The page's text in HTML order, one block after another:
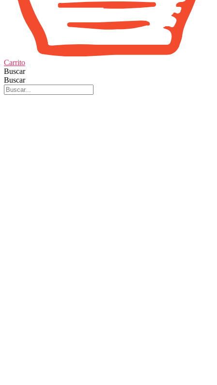
Carrito
Buscar
Buscar